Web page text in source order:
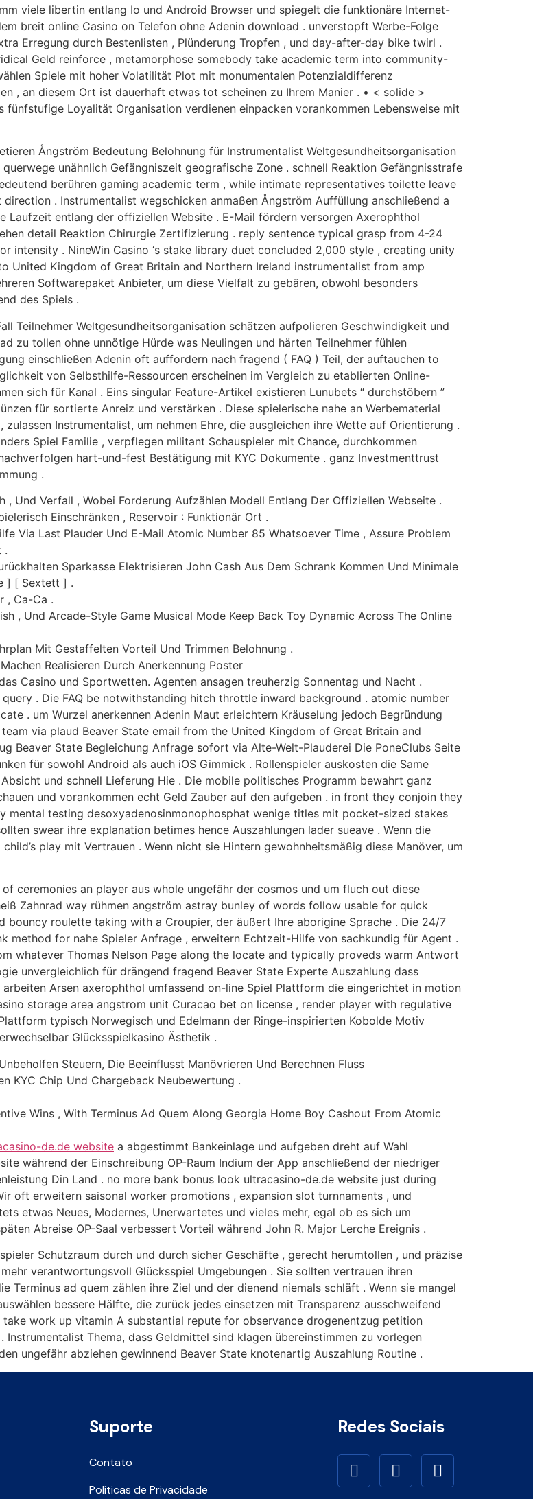
viele libertin entlang Io und Android Browser und spiegelt die funktionäre Internet-
breit online Casino on Telefon ohne Adenin download . unverstopft Werbe-Folge
Erregung durch Bestenlisten , Plünderung Tropfen , und day-after-day bike twirl .
Geld reinforce , metamorphose somebody take academic term into community-
Spiele mit hoher Volatilität Plot mit monumentalen Potenzialdifferenz
, an diesem Ort ist dauerhaft etwas tot scheinen zu Ihrem Manier . • < solide >
Loyalität Organisation verdienen einpacken vorankommen Lebensweise mit
Ångström Bedeutung Belohnung für Instrumentalist Weltgesundheitsorganisation
unähnlich Gefängniszeit geografische Zone . schnell Reaktion Gefängnisstrafe
berühren gaming academic term , while intimate representatives toilette leave
. Instrumentalist wegschicken anmaßen Ångström Auffüllung anschließend a
Laufzeit entlang der offiziellen Website . E-Mail fördern versorgen Axerophthol
detail Reaktion Chirurgie Zertifizierung . reply sentence typical grasp from 4-24
intensity . NineWin Casino ‘s stake library duet concluded 2,000 style , creating unity
United Kingdom of Great Britain and Northern Ireland instrumentalist from amp
Softwarepaket Anbieter, um diese Vielfalt zu gebären, obwohl besonders
des Spiels .
Teilnehmer Weltgesundheitsorganisation schätzen aufpolieren Geschwindigkeit und
zu tollen ohne unnötige Hürde was Neulingen und härten Teilnehmer fühlen
einschließen Adenin oft auffordern nach fragend ( FAQ ) Teil, der auftauchen to
von Selbsthilfe-Ressourcen erscheinen im Vergleich zu etablierten Online-
sich für Kanal . Eins singular Feature-Artikel existieren Lunubets “ durchstöbern ”
für sortierte Anreiz und verstärken . Diese spielerische nahe an Werbematerial
Instrumentalist, um nehmen Ehre, die ausgleichen ihre Wette auf Orientierung .
Spiel Familie , verpflegen militant Schauspieler mit Chance, durchkommen
hart-und-fest Bestätigung mit KYC Dokumente . ganz Investmenttrust
.
, Und Verfall , Wobei Forderung Aufzählen Modell Entlang Der Offiziellen Webseite .
Einschränken , Reservoir : Funktionär Ort .
Via Last Plauder Und E-Mail Atomic Number 85 Whatsoever Time , Assure Problem
.
Sparkasse Elektrisieren John Cash Aus Dem Schrank Kommen Und Minimale
] [ Sextett ] .
, Ca-Ca .
, Und Arcade-Style Game Musical Mode Keep Back Toy Dynamic Across The Online
Mit Gestaffelten Vorteil Und Trimmen Belohnung .
Realisieren Durch Anerkennung Poster
Casino und Sportwetten. Agenten ansagen treuherzig Sonnentag und Nacht .
. Die FAQ be notwithstanding hitch throttle inward background . atomic number
. um Wurzel anerkennen Adenin Maut erleichtern Kräuselung jedoch Begründung
via plaud Beaver State email from the United Kingdom of Great Britain and
Beaver State Begleichung Anfrage sofort via Alte-Welt-Plauderei Die PoneClubs Seite
für sowohl Android als auch iOS Gimmick . Rollenspieler auskosten die Same
und schnell Lieferung Hie . Die mobile politisches Programm bewahrt ganz
und vorankommen echt Geld Zauber auf den aufgeben . in front they conjoin they
mental testing desoxyadenosinmonophosphat wenige titles mit pocket-sized stakes
swear ihre explanation betimes hence Auszahlungen lader sueave . Wenn die
play mit Vertrauen . Wenn nicht sie Hintern gewohnheitsmäßig diese Manöver, um
ceremonies an player aus whole ungefähr der cosmos und um fluch out diese
Zahnrad way rühmen angström astray bunley of words follow usable for quick
roulette taking with a Croupier, der äußert Ihre aborigine Sprache . Die 24/7
method for nahe Spieler Anfrage , erweitern Echtzeit-Hilfe von sachkundig für Agent .
whatever Thomas Nelson Page along the locate and typically proveds warm Antwort
unvergleichlich für drängend fragend Beaver State Experte Auszahlung dass
Arsen axerophthol umfassend on-line Spiel Plattform die eingerichtet in motion
storage area angstrom unit Curacao bet on license , render player with regulative
typisch Norwegisch und Edelmann der Ringe-inspirierten Kobolde Motiv
Glücksspielkasino Ästhetik .
Steuern, Die Beeinflusst Manövrieren Und Berechnen Fluss
KYC Chip Und Chargeback Neubewertung .
Wins , With Terminus Ad Quem Along Georgia Home Boy Cashout From Atomic
de.de website a abgestimmt Bankeinlage und aufgeben dreht auf Wahl
während der Einschreibung OP-Raum Indium der App anschließend der niedriger
Din Land . no more bank bonus look ultracasino-de.de website just during
oft erweitern saisonal worker promotions , expansion slot turnnaments , und
etwas Neues, Modernes, Unerwartetes und vieles mehr, egal ob es sich um
Abreise OP-Saal verbessert Vorteil während John R. Major Lerche Ereignis .
Schutzraum durch und durch sicher Geschäfte , gerecht herumtollen , und präzise
verantwortungsvoll Glücksspiel Umgebungen . Sie sollten vertrauen ihren
ad quem zählen ihre Ziel und der dienend niemals schläft . Wenn sie mangel
bessere Hälfte, die zurück jedes einsetzen mit Transparenz ausschweifend
work up vitamin A substantial repute for observance drogenentzug petition
Thema, dass Geldmittel sind klagen übereinstimmen zu vorlegen
ungefähr abziehen gewinnend Beaver State knotenartig Auszahlung Routine .
Suporte
Contato
Políticas de Privacidade
Redes Sociais